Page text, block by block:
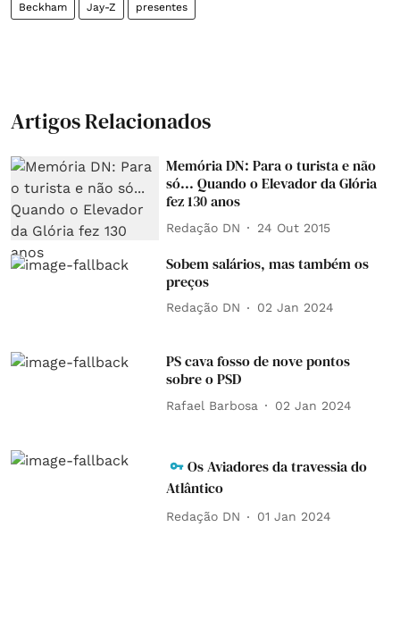
Beckham Jay-Z presentes
Artigos Relacionados
Memória DN: Para o turista e não
só... Quando o Elevador da Glória
fez 130 anos
Redação DN 24 Out 2015
Sobem salários, mas também os
preços
Redação DN 02 Jan 2024
PS cava fosso de nove pontos
sobre o PSD
Rafael Barbosa 02 Jan 2024
Os Aviadores da travessia do
Atlântico
Redação DN 01 Jan 2024